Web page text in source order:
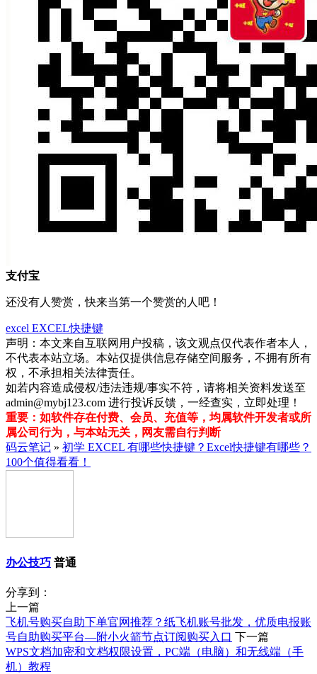
支付宝
还没有人赞赏，快来当第一个赞赏的人吧！
excel EXCEL快捷键
声明：本文来自互联网用户投稿，该文观点仅代表作者本人，
不代表本站立场。本站仅提供信息存储空间服务，不拥有所有
权，不承担相关法律责任。
如若内容造成侵权/违法违规/事实不符，请将相关资料发送至
admin@mybj123.com 进行投诉反馈，一经查实，立即处理！
重要：如软件存在付费、会员、充值等，均属软件开发者或所
属公司行为，与本站无关，网友需自行判断
码云笔记 » 初学 EXCEL 有哪些快捷键？Excel快捷键有哪些？
100个值得看看！
办公技巧 普通
分享到：
上一篇
飞机号购买自助下单官网推荐？纸飞机账号批发，优质电报账
号自助购买平台—附小火箭节点订阅购买入口 下一篇
WPS文档加密和文档权限设置，PC端（电脑）和无线端（手
机）教程